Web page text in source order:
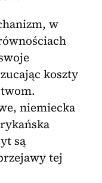
w
koszty
niemiecka
są
tej